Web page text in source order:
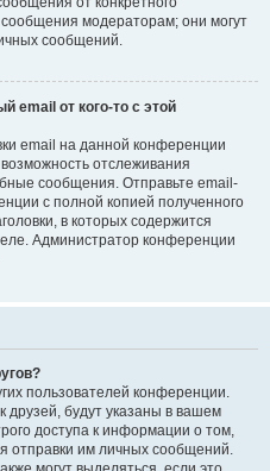
модераторам; они могут
сообщений.
email от кого-то с этой
email на данной конференции
отслеживания
сообщения. Отправьте email-
с полной копией полученного
в которых содержится
Администратор конференции
пользователей конференции.
друзей, будут указаны в вашем
доступа к информации о том,
отправки им личных сообщений.